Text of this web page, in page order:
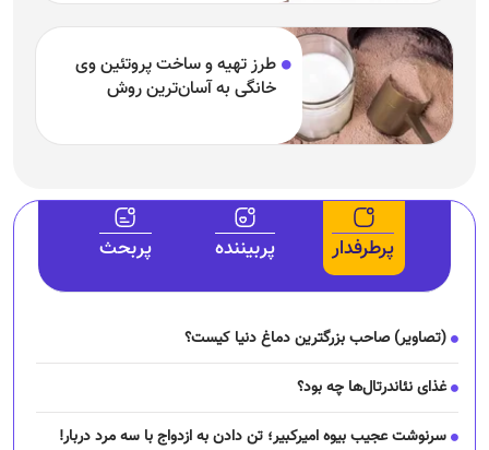
طرز تهیه و ساخت پروتئین وی
خانگی به آسان‌ترین روش
پرطرفدار پربیننده پربحث
(تصاویر) صاحب بزرگترین دماغ دنیا کیست؟
غذای نئاندرتال‌ها چه بود؟
سرنوشت عجیب بیوه امیرکبیر؛ تن دادن به ازدواج با سه مرد دربار!